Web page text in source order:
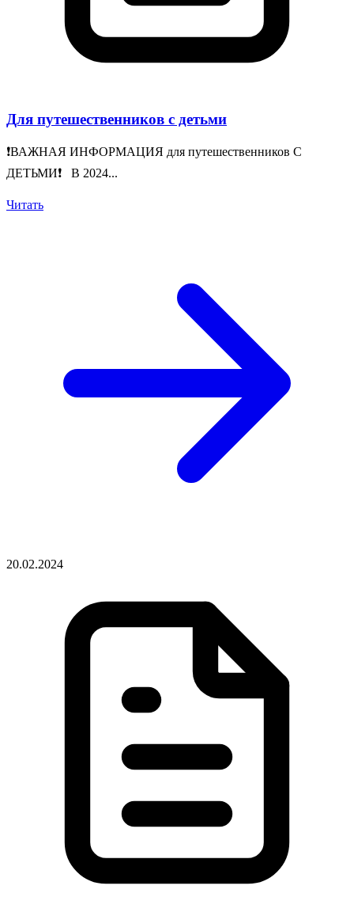
Для путешественников с детьми
❗️ВАЖНАЯ ИНФОРМАЦИЯ для путешественников С
ДЕТЬМИ❗️ В 2024...
Читать
20.02.2024